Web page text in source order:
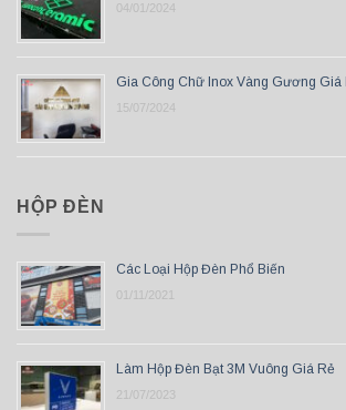
04/01/2024
Gia Công Chữ Inox Vàng Gương Giá
15/07/2024
HỘP ĐÈN
Các Loại Hộp Đèn Phổ Biến
01/11/2021
Làm Hộp Đèn Bạt 3M Vuông Giá Rẻ
21/07/2023